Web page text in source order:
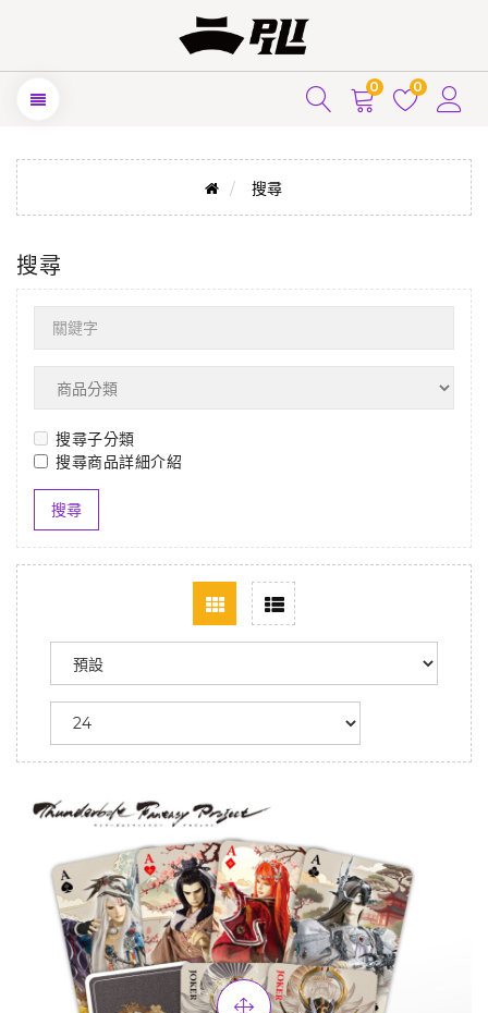
0 0
搜尋
搜尋
搜尋子分類
搜尋商品詳細介紹